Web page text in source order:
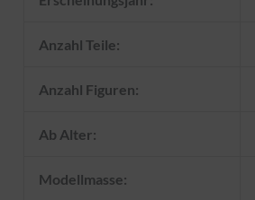
Anzahl Teile:
Anzahl Figuren:
Ab Alter:
Modellmasse: